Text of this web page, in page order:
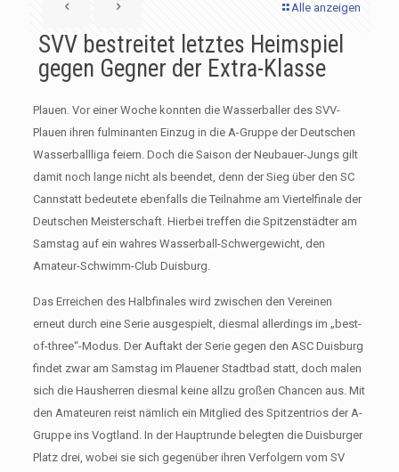
Alle anzeigen
SVV bestreitet letztes Heimspiel
gegen Gegner der Extra-Klasse
Plauen. Vor einer Woche konnten die Wasserballer des SVV-
Plauen ihren fulminanten Einzug in die A-Gruppe der Deutschen
Wasserballliga feiern. Doch die Saison der Neubauer-Jungs gilt
damit noch lange nicht als beendet, denn der Sieg über den SC
Cannstatt bedeutete ebenfalls die Teilnahme am Viertelfinale der
Deutschen Meisterschaft. Hierbei treffen die Spitzenstädter am
Samstag auf ein wahres Wasserball-Schwergewicht, den
Amateur-Schwimm-Club Duisburg.
Das Erreichen des Halbfinales wird zwischen den Vereinen
erneut durch eine Serie ausgespielt, diesmal allerdings im „best-
of-three“-Modus. Der Auftakt der Serie gegen den ASC Duisburg
findet zwar am Samstag im Plauener Stadtbad statt, doch malen
sich die Hausherren diesmal keine allzu großen Chancen aus. Mit
den Amateuren reist nämlich ein Mitglied des Spitzentrios der A-
Gruppe ins Vogtland. In der Hauptrunde belegten die Duisburger
Platz drei, wobei sie sich gegenüber ihren Verfolgern vom SV